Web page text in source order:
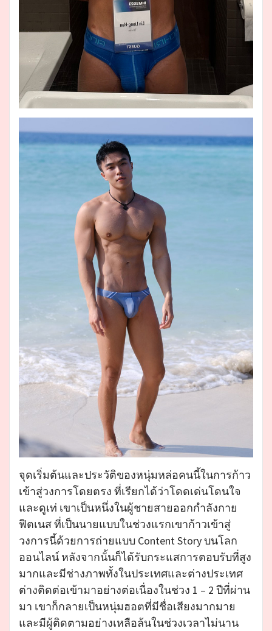
จุดเริ่มต้นและประวัติของหนุ่มหล่อคนนี้ในการก้าว
เข้าสู่วงการโดยตรง ที่เรียกได้ว่าโดดเด่นโดนใจ
และดูเท่ เขาเป็นหนึ่งในผู้ชายสายออกกำลังกาย
ฟิตเนส ที่เป็นนายแบบในช่วงแรกเขาก้าวเข้าสู่
วงการนี้ด้วยการถ่ายแบบ Content Story บนโลก
ออนไลน์ หลังจากนั้นก็ได้รับกระแสการตอบรับที่สูง
มากและมีช่างภาพทั้งในประเทศและต่างประเทศ
ต่างติดต่อเข้ามาอย่างต่อเนื่องในช่วง 1 – 2 ปีที่ผ่าน
มา เขาก็กลายเป็นหนุ่มฮอตที่มีชื่อเสียงมากมาย
และมีผู้ติดตามอย่างเหลือล้นในช่วงเวลาไม่นาน